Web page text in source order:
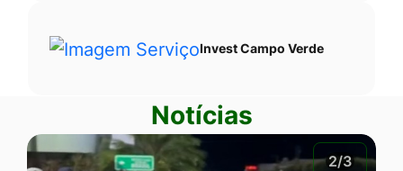
Invest Campo Verde
Notícias
2/3